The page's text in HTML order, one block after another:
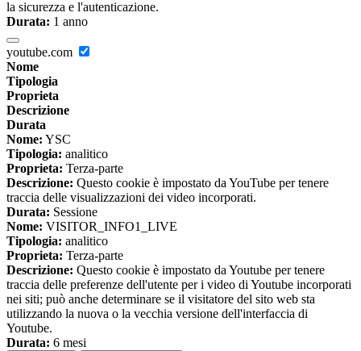
la sicurezza e l'autenticazione.
Durata: 1 anno
youtube.com
Nome
Tipologia
Proprieta
Descrizione
Durata
Nome: YSC
Tipologia: analitico
Proprieta: Terza-parte
Descrizione: Questo cookie è impostato da YouTube per tenere
traccia delle visualizzazioni dei video incorporati.
Durata: Sessione
Nome: VISITOR_INFO1_LIVE
Tipologia: analitico
Proprieta: Terza-parte
Descrizione: Questo cookie è impostato da Youtube per tenere
traccia delle preferenze dell'utente per i video di Youtube incorporati
nei siti; può anche determinare se il visitatore del sito web sta
utilizzando la nuova o la vecchia versione dell'interfaccia di
Youtube.
Durata: 6 mesi